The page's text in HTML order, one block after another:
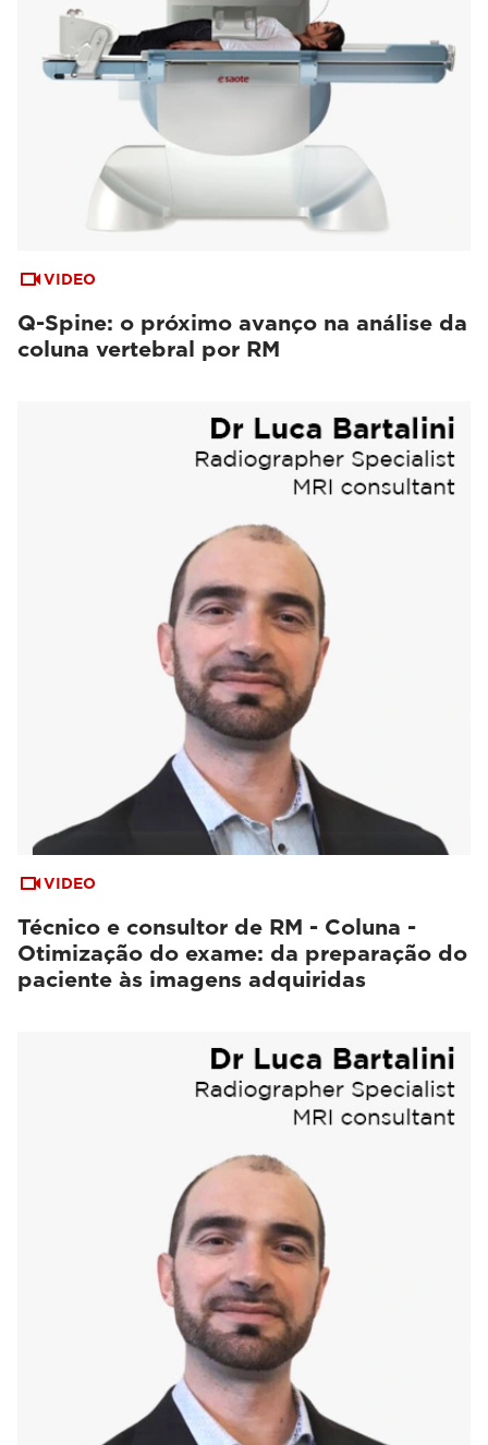
VIDEO
Q-Spine: o próximo avanço na análise da
coluna vertebral por RM
VIDEO
Técnico e consultor de RM - Coluna -
Otimização do exame: da preparação do
paciente às imagens adquiridas